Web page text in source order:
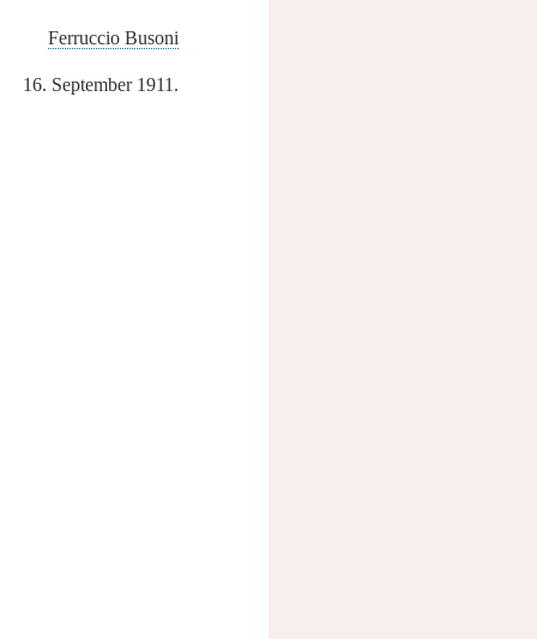
Ferruccio Busoni
16. September 1911.